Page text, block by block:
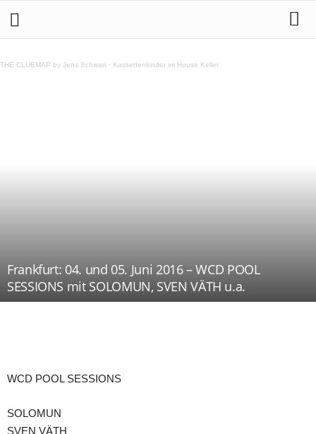
THE CLUBMAP by Jens Schwan · Kassettenkinder im House Keller
Frankfurt: 04. und 05. Juni 2016 – WCD POOL
SESSIONS mit SOLOMUN, SVEN VÄTH u.a.
WCD POOL SESSIONS
SOLOMUN
SVEN VÄTH